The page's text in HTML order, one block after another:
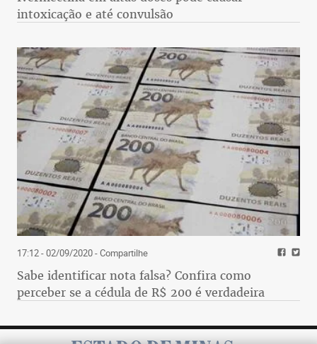
intoxicação e até convulsão
17:12 - 02/09/2020- Compartilhe
Sabe identificar nota falsa? Confira como
perceber se a cédula de R$ 200 é verdadeira